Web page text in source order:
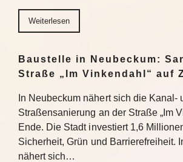
Weiterlesen
Baustelle in Neubeckum:
Straße „Im Vinkendahl“ auf
In Neubeckum nähert sich die Kanal-
Straßensanierung an der Straße „Im
Ende. Die Stadt investiert 1,6
Sicherheit, Grün und Barrierefreiheit.
nähert sich…